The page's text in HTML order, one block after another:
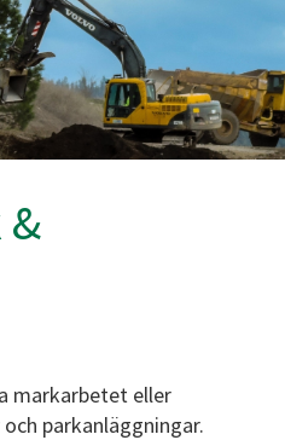
&
markarbetet eller
parkanläggningar.